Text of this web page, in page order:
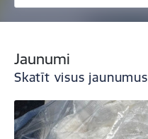
Jaunumi
Skatīt visus jaunumus